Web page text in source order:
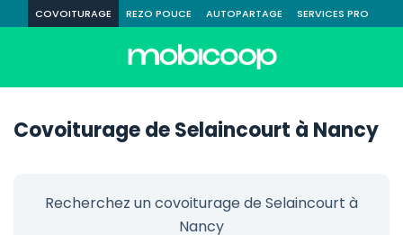
COVOITURAGE REZO POUCE AUTOPARTAGE SERVICES PRO
Covoiturage de Selaincourt à Nancy
Recherchez un covoiturage de Selaincourt à
Nancy